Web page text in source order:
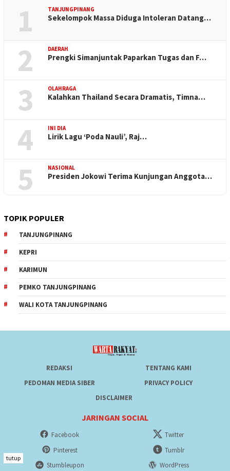
1 TANJUNGPINANG
Sekelompok Massa Diduga Intoleran Datang…
2 DAERAH
Prengki Simanjuntak Paparkan Tugas dan F…
3 OLAHRAGA
Kalahkan Thailand Secara Dramatis, Timna…
4 INI DIA
Lirik Lagu ‘Poda Nauli’, Raj…
5 NASIONAL
Presiden Jokowi Terima Kunjungan Anggota…
TOPIK POPULER
TANJUNGPINANG
KEPRI
KARIMUN
PEMKO TANJUNGPINANG
WALI KOTA TANJUNGPINANG
REDAKSI
TENTANG KAMI
PEDOMAN MEDIA SIBER
PRIVACY POLICY
DISCLAIMER
JARINGAN SOCIAL
Facebook
Twitter
Pinterest
Tumblr
Stumbleupon
WordPress
tutup